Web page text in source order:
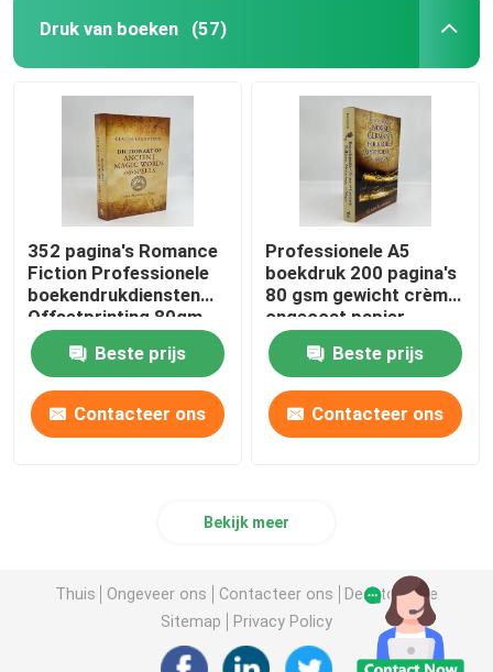
Druk van boeken (57)
352 pagina's Romance
Fiction Professionele
boekendrukdiensten
Offsetprinting 80gm
Beste prijs
Contacteer ons
Professionele A5
boekdruk 200 pagina's
80 gsm gewicht crème
ongecoat papier
Beste prijs
Contacteer ons
Bekijk meer
Thuis Ongeveer ons Contacteer ons
Desktop Site
Sitemap
Privacy Policy